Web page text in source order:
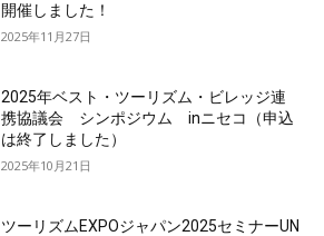
開催しました！
2025年11月27日
2025年ベスト・ツーリズム・ビレッジ連
携協議会 シンポジウム inニセコ（申込
は終了しました）
2025年10月21日
ツーリズムEXPOジャパン2025セミナーUN